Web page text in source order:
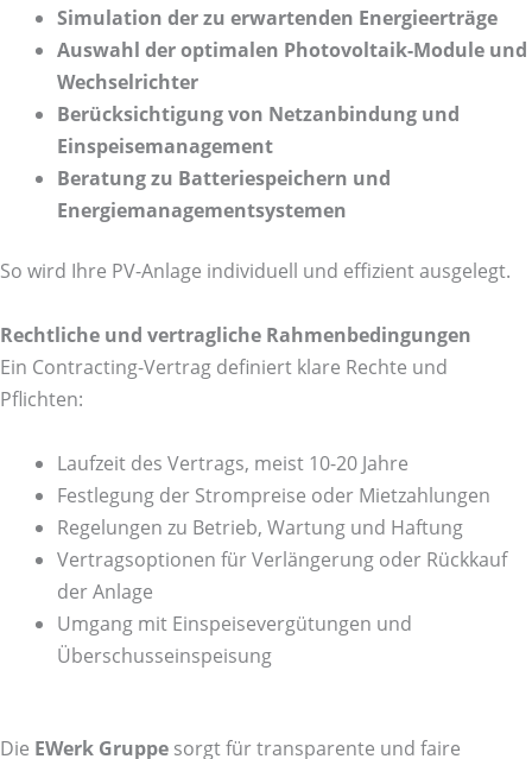
Simulation der zu erwartenden Energieerträge
Auswahl der optimalen Photovoltaik-Module und
Wechselrichter
Berücksichtigung von Netzanbindung und
Einspeisemanagement
Beratung zu Batteriespeichern und
Energiemanagementsystemen
So wird Ihre PV-Anlage individuell und effizient ausgelegt.
Rechtliche und vertragliche Rahmenbedingungen
Ein Contracting-Vertrag definiert klare Rechte und
Pflichten:
Laufzeit des Vertrags, meist 10-20 Jahre
Festlegung der Strompreise oder Mietzahlungen
Regelungen zu Betrieb, Wartung und Haftung
Vertragsoptionen für Verlängerung oder Rückkauf
der Anlage
Umgang mit Einspeisevergütungen und
Überschusseinspeisung
Die EWerk Gruppe sorgt für transparente und faire